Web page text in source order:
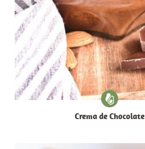
Crema de Chocolate